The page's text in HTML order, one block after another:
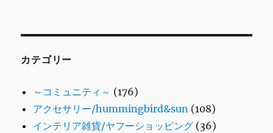
カテゴリー
～コミュニティ～ (176)
アクセサリー/hummingbird&sun (108)
インテリア雑貨/ヤフーショッピング (36)